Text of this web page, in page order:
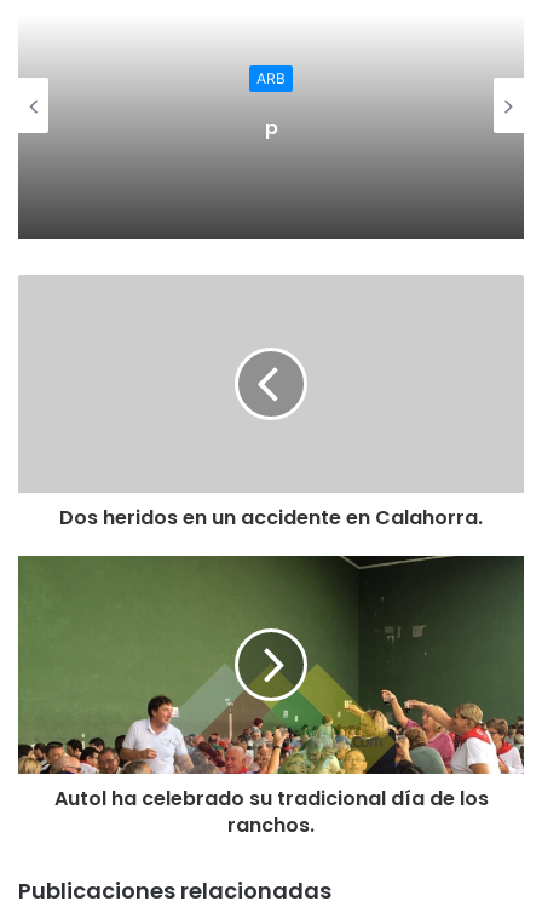
Iván López de Oñate Ruiz
Mejor corredora de Alfaro
Mejor corredor de Alfaro
Corredor clasificado en el puesto 38
Manuel Zapatel Peláez
ARB
p
Dos heridos en un accidente en Calahorra.
Autol ha celebrado su tradicional día de los
ranchos.
Publicaciones relacionadas